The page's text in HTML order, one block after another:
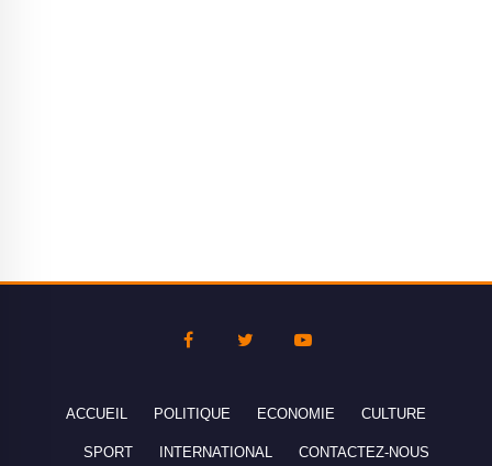
ACCUEIL POLITIQUE ECONOMIE CULTURE
SPORT INTERNATIONAL CONTACTEZ-NOUS